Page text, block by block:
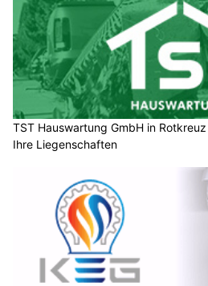
TST Hauswartung GmbH in
Ihre Liegenschaften